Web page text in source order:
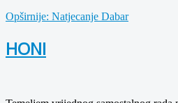
Opširnije: Natjecanje Dabar
HONI